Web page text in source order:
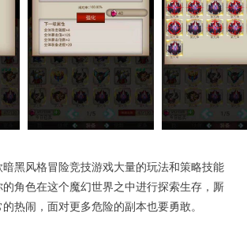
黑风格冒险竞技游戏大量的玩法和策略技能
角色在这个魔幻世界之中进行探索生存，厮
热闹，面对更多危险的副本也要勇敢。